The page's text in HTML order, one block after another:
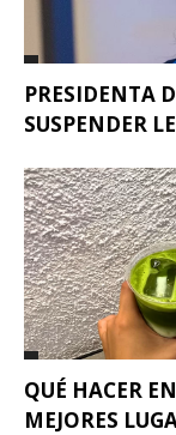
PRESIDENTA
SUSPENDER
QUÉ HACER
MEJORES